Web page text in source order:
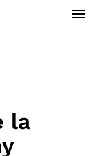
menu
la